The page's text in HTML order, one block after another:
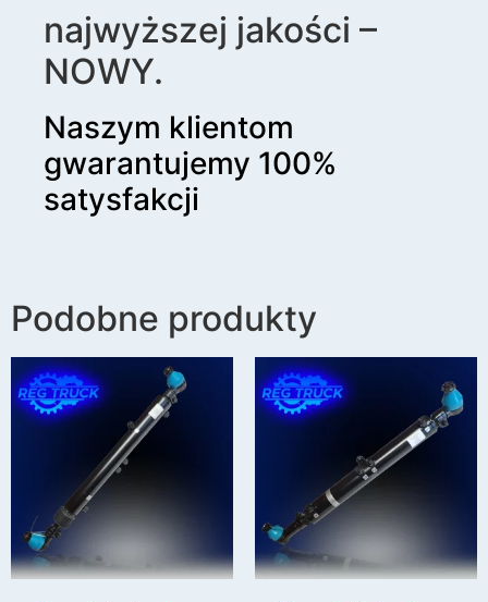
najwyższej jakości –
NOWY.
Naszym klientom
gwarantujemy 100%
satysfakcji
Podobne produkty